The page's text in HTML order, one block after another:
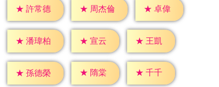
★ 許常德 ★ 周杰倫 ★ 卓偉
★ 潘瑋柏 ★ 宣云 ★ 王凱
★ 孫德榮 ★ 隋棠 ★ 千千